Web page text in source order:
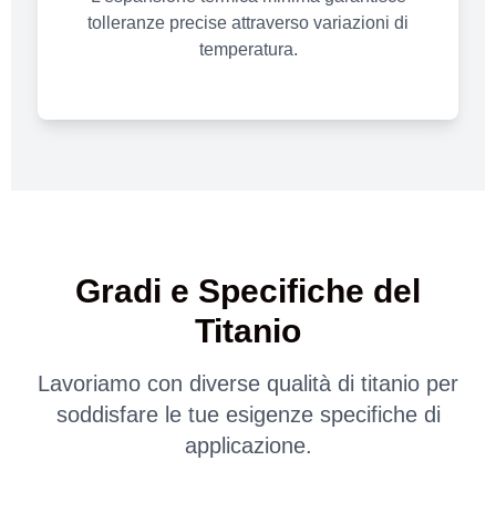
tolleranze precise attraverso variazioni di
temperatura.
Gradi e Specifiche del
Titanio
Lavoriamo con diverse qualità di titanio per
soddisfare le tue esigenze specifiche di
applicazione.